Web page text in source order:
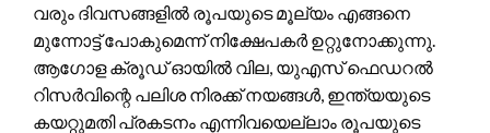
വരും ദിവസങ്ങളിൽ രൂപയുടെ മൂല്യം എങ്ങനെ
മുന്നോട്ട് പോകുമെന്ന് നിക്ഷേപകർ ഉറ്റുനോക്കുന്നു.
ആഗോള ക്രൂഡ് ഓയിൽ വില, യുഎസ് ഫെഡറൽ
റിസർവിന്റെ പലിശ നിരക്ക് നയങ്ങൾ, ഇന്ത്യയുടെ
കയറ്റുമതി പ്രകടനം എന്നിവയെല്ലാം രൂപയുടെ